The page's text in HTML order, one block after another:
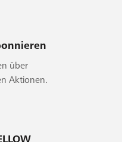
über
Aktionen.